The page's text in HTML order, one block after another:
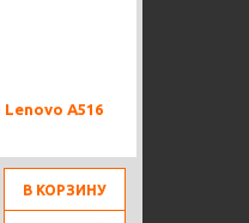
A516
В КОРЗИНУ